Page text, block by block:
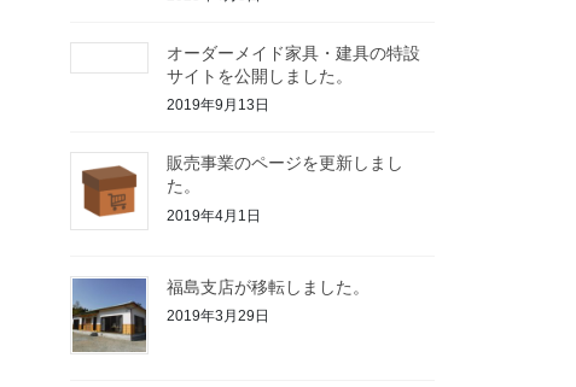
オーダーメイド家具・建具の特設
サイトを公開しました。
2019年9月13日
販売事業のページを更新しまし
た。
2019年4月1日
福島支店が移転しました。
2019年3月29日